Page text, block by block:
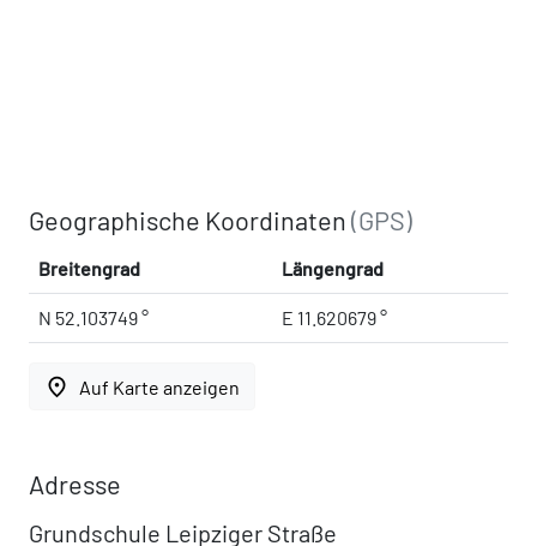
Geographische Koordinaten(GPS)
Breitengrad Längengrad
N 52.103749 ° E 11.620679 °
place Auf Karte anzeigen
Adresse
Grundschule Leipziger Straße